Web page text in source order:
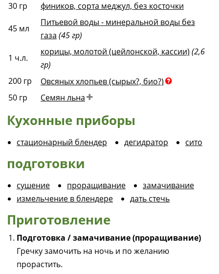
30 гр фиников, сорта меджул, без косточки
45 мл
Питьевой воды - минеральной воды без
газа (45 гр)
1 ч.л.
корицы, молотой (цейлонской, кассии) (2,6
гр)
200 гр
Овсяных хлопьев (сырых?, био?)
50 гр Семян льна
Кухонные приборы
стационарный блендер дегидратор сито
подготовки
сушение проращивание
замачивание
измельчение в блендере
дать стечь
Приготовление
Подготовка / замачивание (проращивание)
Гречку замочить на ночь и по желанию
прорастить.